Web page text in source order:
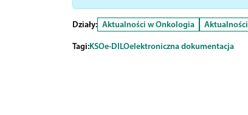
Działy: Aktualności w Onkologia
Aktualności
Tagi:KSOe-DILOelektroniczna dokumentacja